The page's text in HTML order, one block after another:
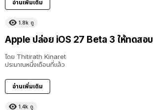
อ่านเพิ่มเติม
1.8k ดู
Apple ปล่อย iOS 27 Beta 3 ให้ทดสอบ
โดย Thitirath Kinaret
ประมาณหนึ่งเดือนที่แล้ว
อ่านเพิ่มเติม
1.4k ดู